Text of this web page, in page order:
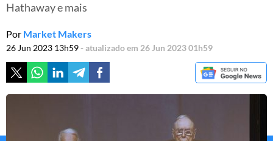
Hathaway e mais
Por Market Makers
26 Jun 2023 13h59- atualizado em 26 Jun 2023 01h59